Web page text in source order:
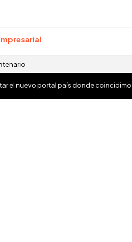
el nuevo portal país donde